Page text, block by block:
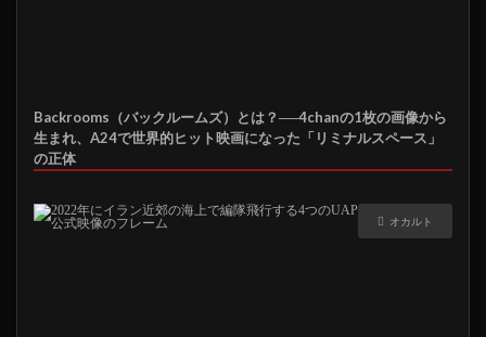
Backrooms（バックルームズ）とは？──4chanの1枚の画像から
生まれ、A24で世界的ヒット映画になった「リミナルスペース」
の正体
オカルト